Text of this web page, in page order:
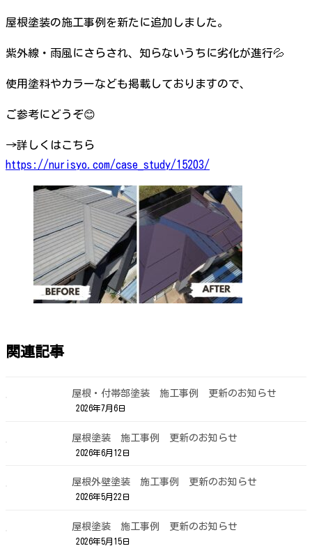
屋根塗装の施工事例を新たに追加しました。
紫外線・雨風にさらされ、知らないうちに劣化が進行💦
使用塗料やカラーなども掲載しておりますので、
ご参考にどうぞ😊
→詳しくはこちら
https://nurisyo.com/case_study/15203/
関連記事
屋根・付帯部塗装 施工事例 更新のお知らせ
2026年7月6日
屋根塗装 施工事例 更新のお知らせ
2026年6月12日
屋根外壁塗装 施工事例 更新のお知らせ
2026年5月22日
屋根塗装 施工事例 更新のお知らせ
2026年5月15日